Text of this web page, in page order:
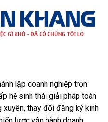
lập doanh nghiệp trọn
hệ sinh thái giải pháp toàn
thay đổi đăng ký kinh